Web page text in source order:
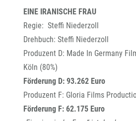
EINE IRANISCHE FRAU
Regie: Steffi Niederzoll
Drehbuch: Steffi Niederzoll
Produzent D: Made In Germany
Köln (80%)
Förderung D: 93.262 Euro
Produzent F: Gloria Films
Förderung F: 62.175 Euro